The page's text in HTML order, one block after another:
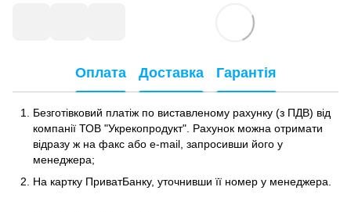
Оплата Доставка Гарантія
Безготівковий платіж по виставленому рахунку (з ПДВ) від
компанії ТОВ "Укрекопродукт". Рахунок можна отримати
відразу ж на факс або e-mail, запросивши його у
менеджера;
На картку ПриватБанку, уточнивши її номер у менеджера.